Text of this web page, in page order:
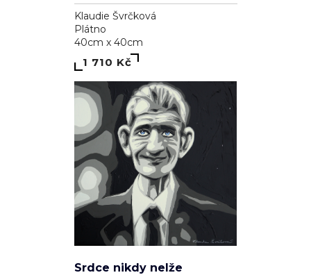
Klaudie Švrčková
Plátno
40cm x 40cm
1 710 Kč
Srdce nikdy nelže